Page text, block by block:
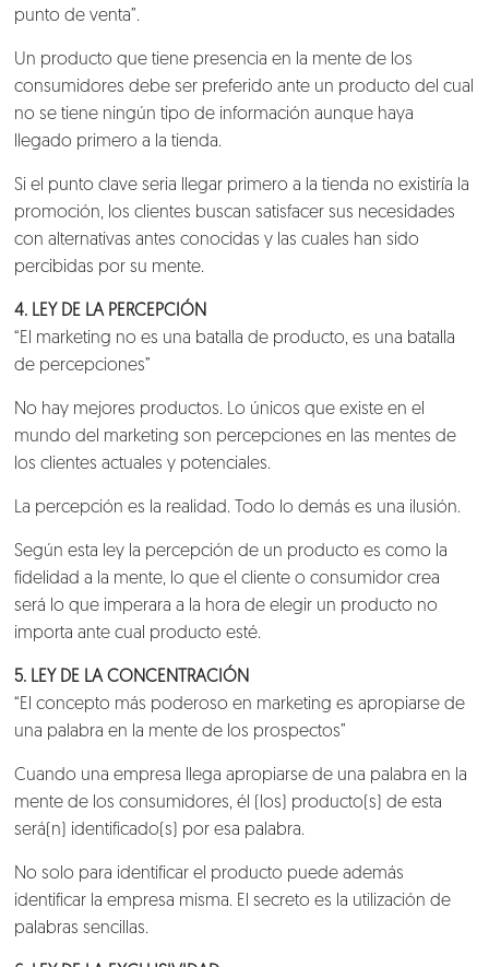
punto de venta”.
Un producto que tiene presencia en la mente de los
consumidores debe ser preferido ante un producto del cual
no se tiene ningún tipo de información aunque haya
llegado primero a la tienda.
Si el punto clave seria llegar primero a la tienda no existiría la
promoción, los clientes buscan satisfacer sus necesidades
con alternativas antes conocidas y las cuales han sido
percibidas por su mente.
4. LEY DE LA PERCEPCIÓN
“El marketing no es una batalla de producto, es una batalla
de percepciones”
No hay mejores productos. Lo únicos que existe en el
mundo del marketing son percepciones en las mentes de
los clientes actuales y potenciales.
La percepción es la realidad. Todo lo demás es una ilusión.
Según esta ley la percepción de un producto es como la
fidelidad a la mente, lo que el cliente o consumidor crea
será lo que imperara a la hora de elegir un producto no
importa ante cual producto esté.
5. LEY DE LA CONCENTRACIÓN
“El concepto más poderoso en marketing es apropiarse de
una palabra en la mente de los prospectos”
Cuando una empresa llega apropiarse de una palabra en la
mente de los consumidores, él (los) producto(s) de esta
será(n) identificado(s) por esa palabra.
No solo para identificar el producto puede además
identificar la empresa misma. El secreto es la utilización de
palabras sencillas.